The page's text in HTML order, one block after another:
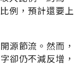
例，預計還要上
源節流。然而，
卻仍不減反增，